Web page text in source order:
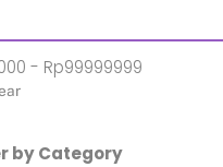
- Rp99999999
by Category